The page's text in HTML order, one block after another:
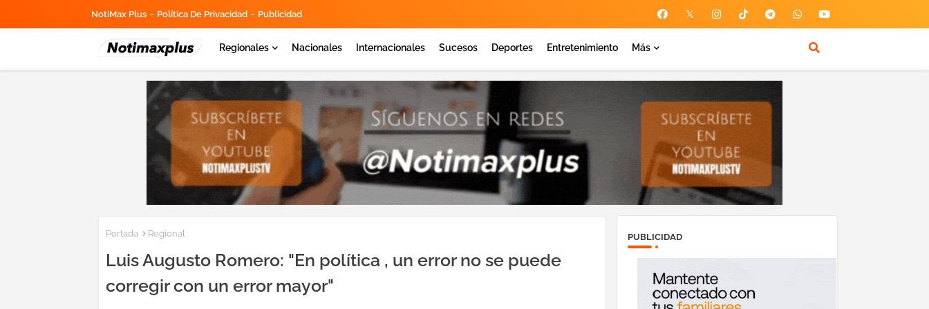
NotiMax Plus Política De Privacidad Publicidad
Regionales Nacionales Internacionales Sucesos Deportes Entretenimiento Más
Portada Regional
Luis Augusto Romero: "En política , un error no se puede
corregir con un error mayor"
PUBLICIDAD